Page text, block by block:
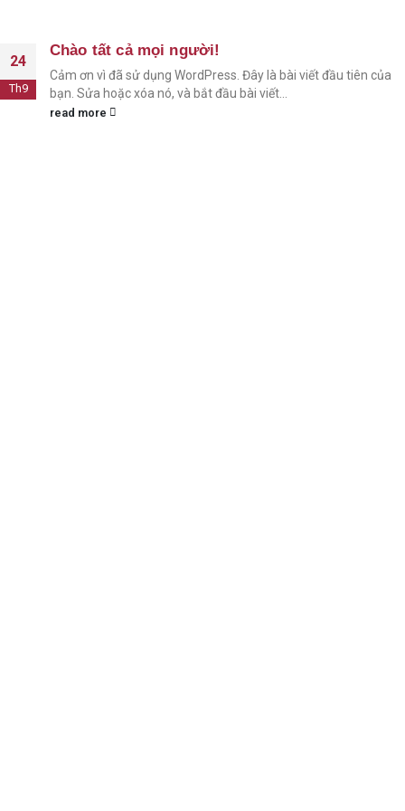
24
Th9
Chào tất cả mọi người!
Cảm ơn vì đã sử dụng WordPress. Đây là bài viết đầu tiên của
bạn. Sửa hoặc xóa nó, và bắt đầu bài viết...
read more